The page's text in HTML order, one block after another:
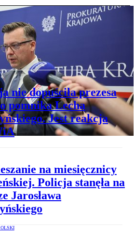
dyplomatycznej w
smoleńską
nie dopuściła prezesa
pomnika Lecha
Jest reakcja
na miesięcznicy
Policja stanęła na
Jarosława